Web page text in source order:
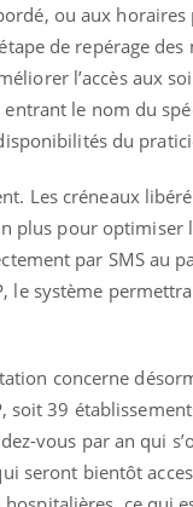
ou aux
de repérage des
l’accès aux
le nom du
du
Les créneaux
plus pour
par SMS au
le système
concerne
39
vous par an qui
seront bientôt